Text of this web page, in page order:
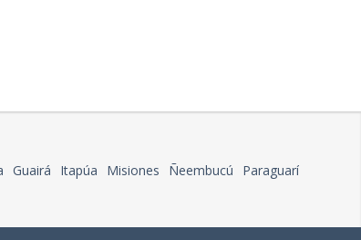
Guairá Itapúa Misiones Ñeembucú
Paraguarí